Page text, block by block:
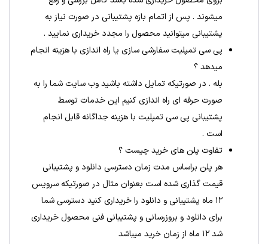
میشوند . پس از اتمام بازه پشتیبانی در صورت نیاز به
پشتیبانی میتوانید محصول را مجدد خریداری نمایید .
پی سی تمپلیت سفارشی سازی یا راه اندازی با هزینه انجام
میدهد ؟
بله . در صورتیکه تمایل داشته باشید وب سایت شما را به
صورت حرفه ای راه اندازی کنیم این خدمات توسط
پشتیبانی پی سی تمپلیت با هزینه جداگانه قابل انجام
است .
تفاوت پلن های خرید چیست ؟
هر پلن براساس مدت زمان دسترسی دانلود و پشتیبانی
قیمت گذاری شده است بعنوان مثال در صورتیکه سرویس
۱۲ ماه پشتیبانی و دانلود را خریداری کنید دسترسی شما
برای دانلود و بروزرسانی و پشتیبانی فنی محصول خریداری
شد ۱۲ ماه از زمان خرید میباشد